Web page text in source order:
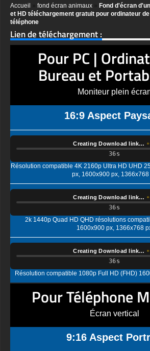
Accueil fond écran animaux
Fond d'écran
et HD téléchargement gratuit pour ordinateur
téléphone
Lien de téléchargement :
Pour PC |
Bureau et
Moniteur plein
16:9 Aspect
Creating Download link…
Résolution compatible 4K 2160p Ultra HD UHD
px, 1600x900 px, 1366x768
Creating Download link…
2k 1440p Quad HD QHD résolutions
1600x900 px, 1366x768 px
Résolution compatible 1080p Full HD (FHD)
Pour Téléphone
Écran vertical
9:16 Aspect
Creating Download link…